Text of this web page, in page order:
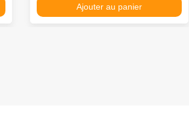
Ajouter au panier